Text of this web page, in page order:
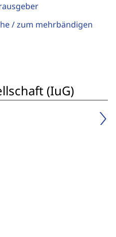
/ zum mehrbändigen
(IuG)